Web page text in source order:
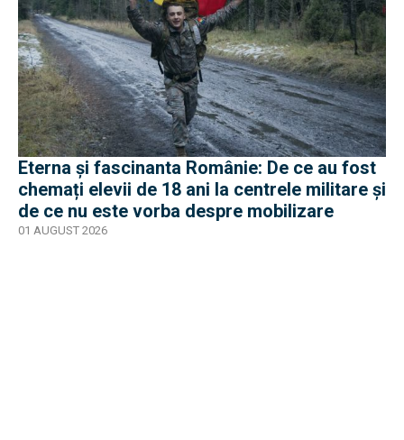
Eterna și fascinanta Românie: De ce au fost
chemați elevii de 18 ani la centrele militare și
de ce nu este vorba despre mobilizare
01 AUGUST 2026